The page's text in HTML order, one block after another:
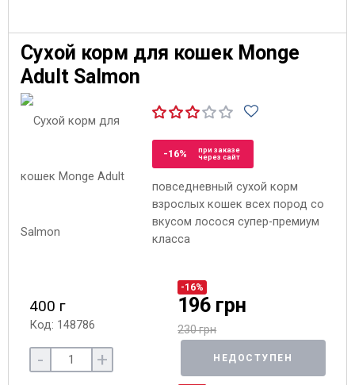
Сухой корм для кошек Monge
Adult Salmon
-16%
при заказе
через сайт
повседневный сухой корм
взрослых кошек всех пород со
вкусом лосося супер-премиум
класса
400 г
Код: 148786
-16%
196 грн
230 грн
- + НЕДОСТУПЕН